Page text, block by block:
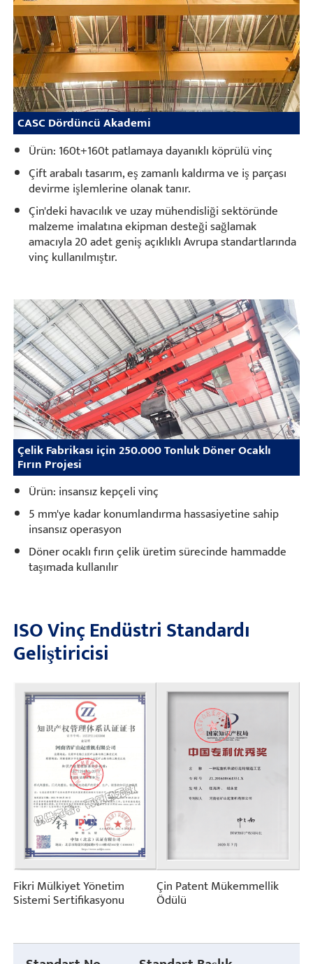
CASC Dördüncü Akademi
Ürün: 160t+160t patlamaya dayanıklı köprülü vinç
Çift arabalı tasarım, eş zamanlı kaldırma ve iş parçası
devirme işlemlerine olanak tanır.
Çin'deki havacılık ve uzay mühendisliği sektöründe
malzeme imalatına ekipman desteği sağlamak
amacıyla 20 adet geniş açıklıklı Avrupa standartlarında
vinç kullanılmıştır.
Çelik Fabrikası için 250.000 Tonluk Döner Ocaklı
Fırın Projesi
Ürün: insansız kepçeli vinç
5 mm'ye kadar konumlandırma hassasiyetine sahip
insansız operasyon
Döner ocaklı fırın çelik üretim sürecinde hammadde
taşımada kullanılır
ISO Vinç Endüstri Standardı
Geliştiricisi
Fikri Mülkiyet Yönetim
Sistemi Sertifikasyonu
Çin Patent Mükemmellik
Ödülü